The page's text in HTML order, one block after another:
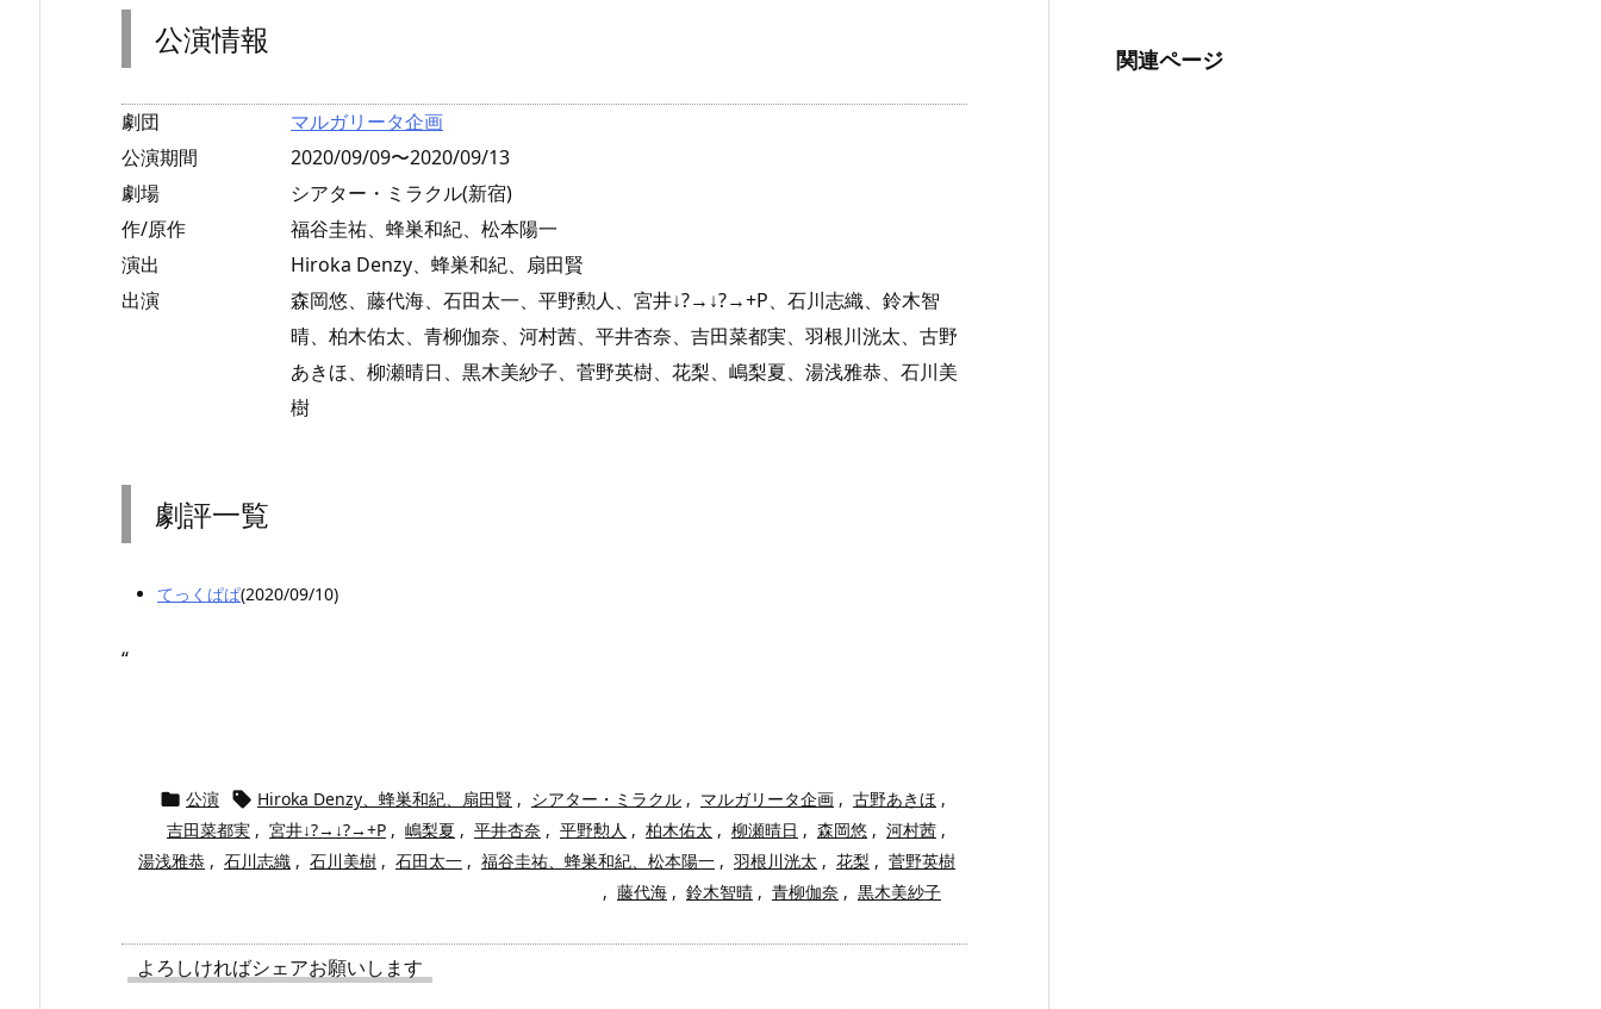
公演情報
劇団
マルガリータ企画
公演期間
2020/09/09〜2020/09/13
劇場
シアター・ミラクル(新宿)
作/原作
福谷圭祐、蜂巣和紀、松本陽一
演出
Hiroka Denzy、蜂巣和紀、扇田賢
出演
森岡悠、藤代海、石田太一、平野勲人、宮井↓?→↓?→+P、石川志織、鈴木智
晴、柏木佑太、青柳伽奈、河村茜、平井杏奈、吉田菜都実、羽根川洸太、古野
あきほ、柳瀬晴日、黒木美紗子、菅野英樹、花梨、嶋梨夏、湯浅雅恭、石川美
樹
劇評一覧
てっくぱぱ(2020/09/10)
“
 公演  Hiroka Denzy、蜂巣和紀、扇田賢 , シアター・ミラクル , マルガリータ企画 , 古野あきほ ,
吉田菜都実 , 宮井↓?→↓?→+P , 嶋梨夏 , 平井杏奈 , 平野勲人 , 柏木佑太 , 柳瀬晴日 , 森岡悠 , 河村茜 ,
湯浅雅恭 , 石川志織 , 石川美樹 , 石田太一 , 福谷圭祐、蜂巣和紀、松本陽一 , 羽根川洸太 , 花梨 , 菅野英樹
, 藤代海 , 鈴木智晴 , 青柳伽奈 , 黒木美紗子
よろしければシェアお願いします
関連ページ